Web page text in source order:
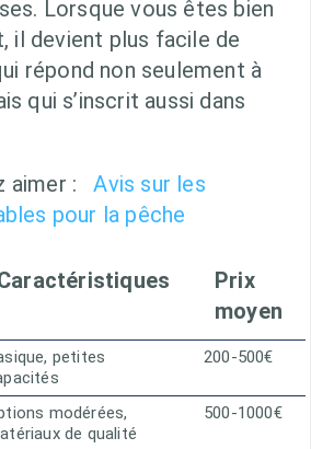
Lorsque vous êtes bien
il devient plus facile de
répond non seulement à
qui s’inscrit aussi dans
aimer :
Avis sur les
pour la pêche
Prix
moyen
petites
200-500€
modérées,
de qualité
500-1000€